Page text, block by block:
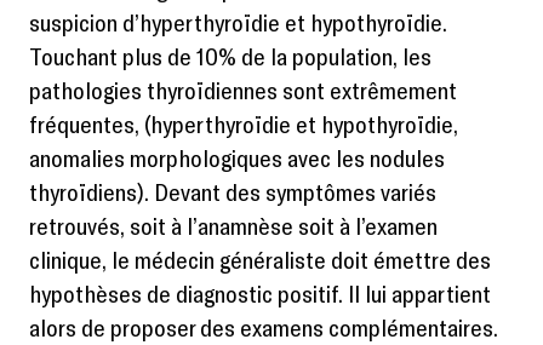
suspicion d’hyperthyroïdie et hypothyroïdie.
Touchant plus de 10% de la population, les
pathologies thyroïdiennes sont extrêmement
fréquentes, (hyperthyroïdie et hypothyroïdie,
anomalies morphologiques avec les nodules
thyroïdiens). Devant des symptômes variés
retrouvés, soit à l’anamnèse soit à l’examen
clinique, le médecin généraliste doit émettre des
hypothèses de diagnostic positif. Il lui appartient
alors de proposer des examens complémentaires.